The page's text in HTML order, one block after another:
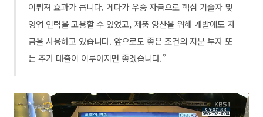
이뤄져 효과가 큽니다. 게다가 우승 자금으로 핵심 기술자 및
영업 인력을 고용할 수 있었고, 제품 양산을 위해 개발에도 자
금을 사용하고 있습니다. 앞으로도 좋은 조건의 지분 투자 또
는 추가 대출이 이루어지면 좋겠습니다.”